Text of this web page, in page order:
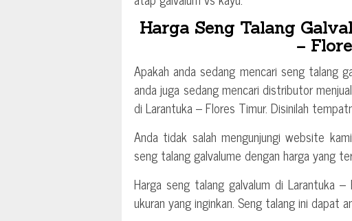
Harga Seng Talang
–
Apakah anda sedang mencari seng talang
anda juga sedang mencari distributor
di Larantuka – Flores Timur. Disinilah
Anda tidak salah mengunjungi website
seng talang galvalume dengan harga yang
Harga seng talang galvalum di Larantuka
ukuran yang inginkan. Seng talang ini dapat